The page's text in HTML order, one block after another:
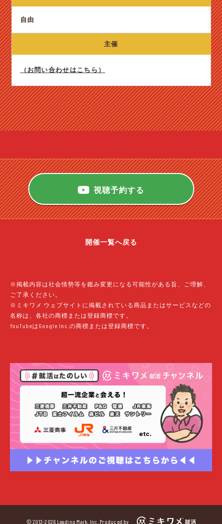
自由
主催
（お問い合わせはこちら）
視聴予約する
開催一覧へ戻る
※掲載内容は社会情勢等を鑑み変更になる可能性がある旨、ご理解、
ご了承ください。
※ミキワメ ウェブサイトに掲載されている商品またはサービスなどの
名称は、各社の商標または登録商標です。
YouTubeはGoogle Inc.の商標または登録商標です。
© 2013-2026 Leading Mark, Inc. Produced by
当日参加
参加はこちら